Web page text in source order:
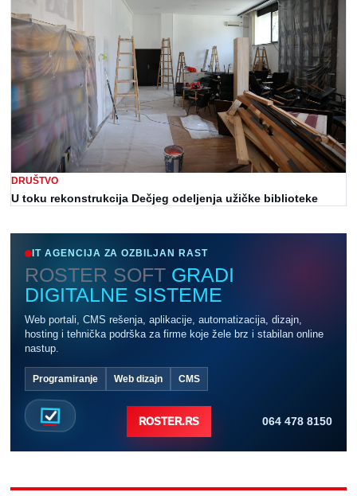
DRUŠTVO
U toku rekonstrukcija Dečjeg odeljenja užičke biblioteke
IT AGENCIJA ZA OZBILJAN RAST
ROSTER SOFT GRADI
DIGITALNE SISTEME
Web portali, CMS rešenja, aplikacije, automatizacija, dizajn,
hosting i tehnička podrška za firme koje žele brz i stabilan online
nastup.
Programiranje Web dizajn CMS
ROSTER.RS 064 478 8150